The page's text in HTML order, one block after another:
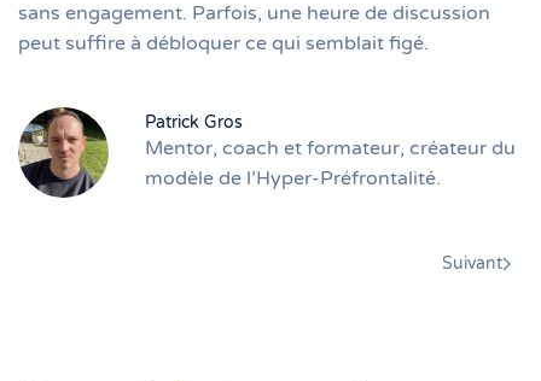
sans engagement. Parfois, une heure de discussion
peut suffire à débloquer ce qui semblait figé.
Patrick Gros
Mentor, coach et formateur, créateur du
modèle de l’Hyper-Préfrontalité.
Suivant